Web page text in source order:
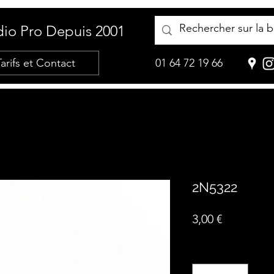
Pro Depuis 2001
et Contact 01 64 72 19 66
2N5322
3,00 €Prix